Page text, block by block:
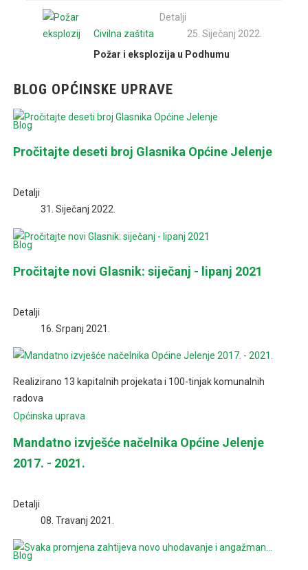
na
imaju
posla...
Civilna zaštita
Detalji
25. Siječanj 2022.
Požar i eksplozija u Podhumu
BLOG OPĆINSKE UPRAVE
Blog
Pročitajte deseti broj Glasnika Općine Jelenje
Detalji
31. Siječanj 2022.
Blog
Pročitajte novi Glasnik: siječanj - lipanj 2021
Detalji
16. Srpanj 2021.
Realizirano 13 kapitalnih projekata i 100-tinjak komunalnih
radova
Općinska uprava
Mandatno izvješće načelnika Općine Jelenje
2017. - 2021.
Detalji
08. Travanj 2021.
Blog